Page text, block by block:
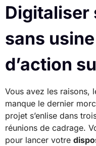
Digitaliser
sans
d’action
Vous avez les raisons,
manque le dernier
projet s’enlise dans
réunions de cadrage.
pour lancer votre